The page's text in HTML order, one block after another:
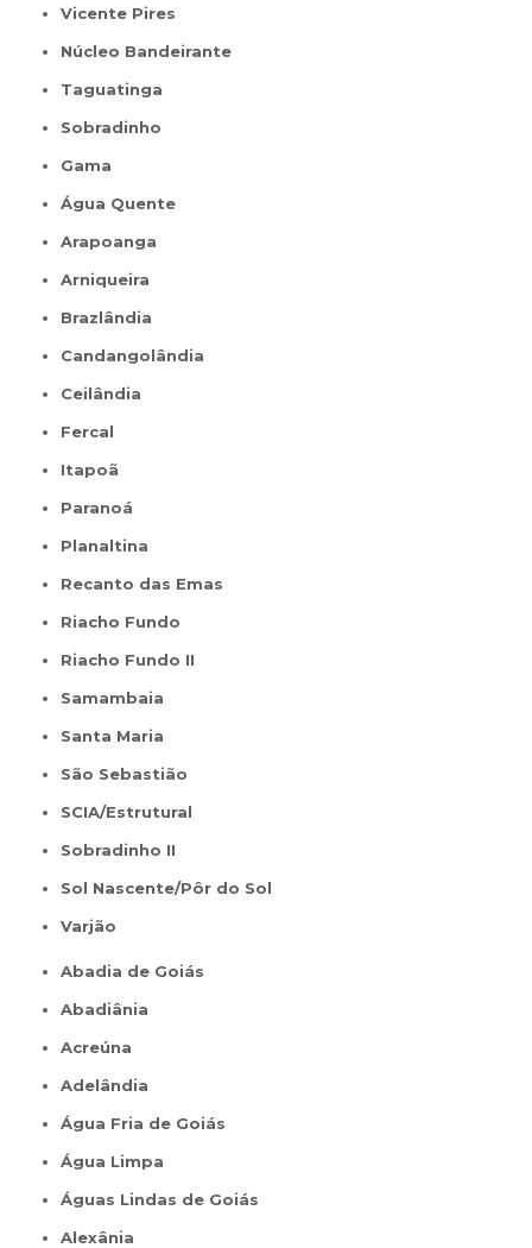
Vicente Pires
Núcleo Bandeirante
Taguatinga
Sobradinho
Gama
Água Quente
Arapoanga
Arniqueira
Brazlândia
Candangolândia
Ceilândia
Fercal
Itapoã
Paranoá
Planaltina
Recanto das Emas
Riacho Fundo
Riacho Fundo II
Samambaia
Santa Maria
São Sebastião
SCIA/Estrutural
Sobradinho II
Sol Nascente/Pôr do Sol
Varjão
Abadia de Goiás
Abadiânia
Acreúna
Adelândia
Água Fria de Goiás
Água Limpa
Águas Lindas de Goiás
Alexânia